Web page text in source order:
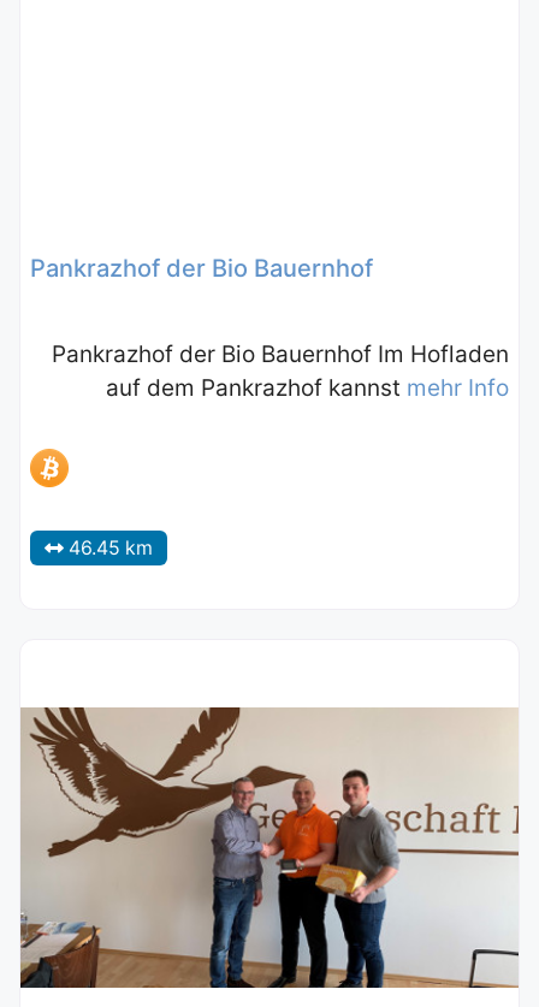
Pankrazhof der Bio Bauernhof
Pankrazhof der Bio Bauernhof Im Hofladen
auf dem Pankrazhof kannst mehr Info
46.45 km